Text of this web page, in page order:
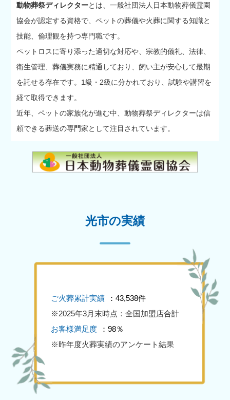
動物葬祭ディレクターとは、一般社団法人日本動物葬儀霊園
協会が認定する資格で、ペットの葬儀や火葬に関する知識と
技能、倫理観を持つ専門職です。
ペットロスに寄り添った適切な対応や、宗教的儀礼、法律、
衛生管理、葬儀実務に精通しており、飼い主が安心して最期
を託せる存在です。1級・2級に分かれており、試験や講習を
経て取得できます。
近年、ペットの家族化が進む中、動物葬祭ディレクターは信
頼できる葬送の専門家として注目されています。
光市の実績
ご火葬累計実績
：43,538件
※2025年3月末時点：全国加盟店合計
お客様満足度
：98％
※昨年度火葬実績のアンケート結果